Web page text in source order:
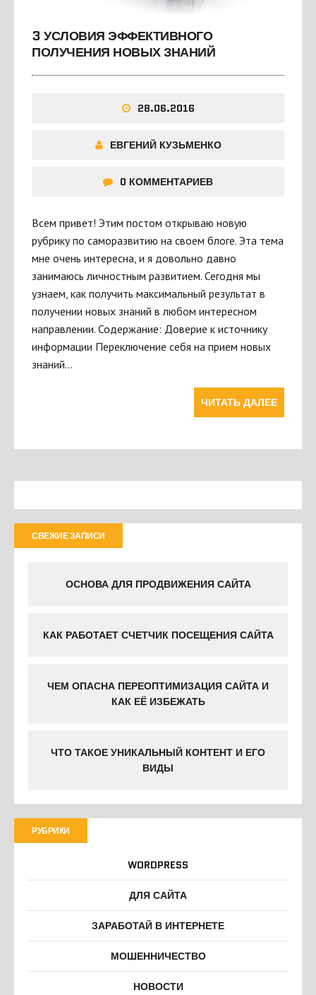
3 УСЛОВИЯ ЭФФЕКТИВНОГО
ПОЛУЧЕНИЯ НОВЫХ ЗНАНИЙ
28.06.2016
ЕВГЕНИЙ КУЗЬМЕНКО
0 КОММЕНТАРИЕВ
Всем привет! Этим постом открываю новую
рубрику по саморазвитию на своем блоге. Эта тема
мне очень интересна, и я довольно давно
занимаюсь личностным развитием. Сегодня мы
узнаем, как получить максимальный результат в
получении новых знаний в любом интересном
направлении. Содержание: Доверие к источнику
информации Переключение себя на прием новых
знаний…
ЧИТАТЬ ДАЛЕЕ
СВЕЖИЕ ЗАПИСИ
ОСНОВА ДЛЯ ПРОДВИЖЕНИЯ САЙТА
КАК РАБОТАЕТ СЧЕТЧИК ПОСЕЩЕНИЯ САЙТА
ЧЕМ ОПАСНА ПЕРЕОПТИМИЗАЦИЯ САЙТА И
КАК ЕЁ ИЗБЕЖАТЬ
ЧТО ТАКОЕ УНИКАЛЬНЫЙ КОНТЕНТ И ЕГО
ВИДЫ
РУБРИКИ
WORDPRESS
ДЛЯ САЙТА
ЗАРАБОТАЙ В ИНТЕРНЕТЕ
МОШЕННИЧЕСТВО
НОВОСТИ